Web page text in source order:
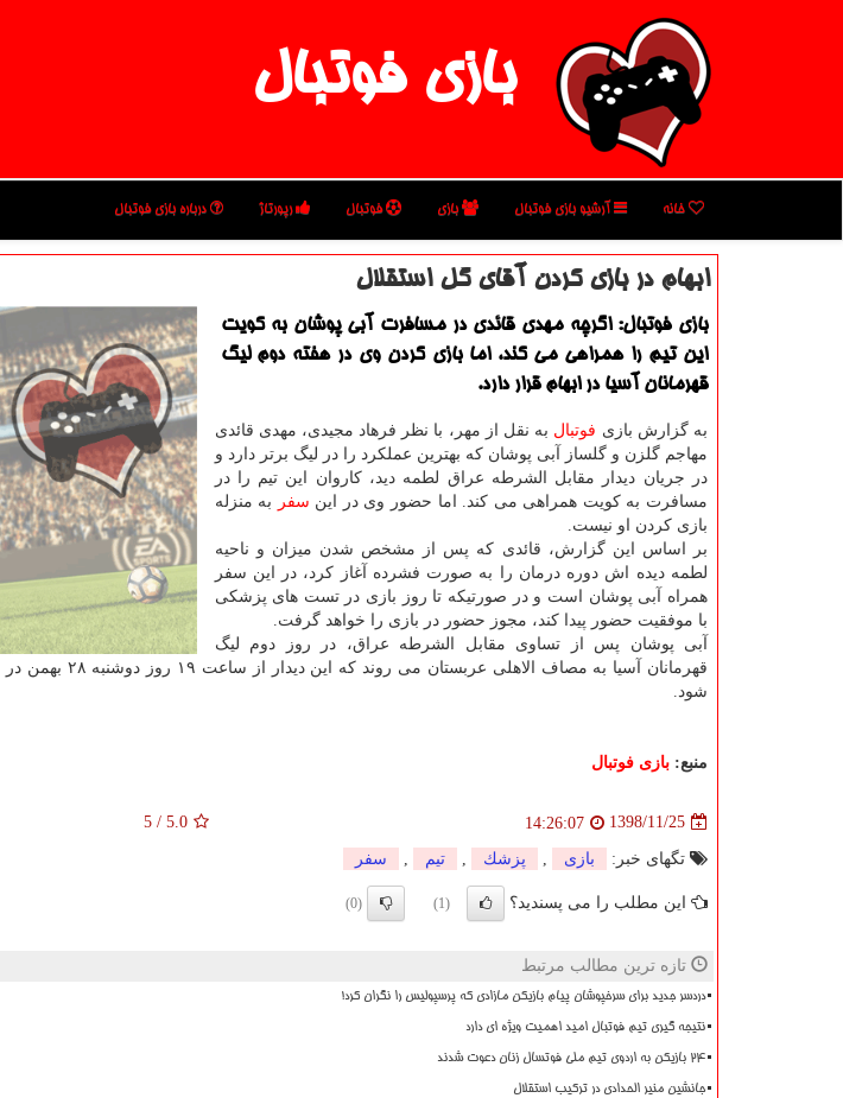
بازی فوتبال
خانه آرشیو بازی فوتبال بازی فوتبال رپورتاژ درباره بازی فوتبال
ابهام در بازی كردن آقای گل استقلال
بازی فوتبال: اگرچه مهدی قائدی در مسافرت آبی پوشان به كویت
این تیم را همراهی می كند، اما بازی كردن وی در هفته دوم لیگ
قهرمانان آسیا در ابهام قرار دارد.
به گزارش بازی فوتبال به نقل از مهر، با نظر فرهاد مجیدی، مهدی قائدی
مهاجم گلزن و گلساز آبی پوشان كه بهترین عملكرد را در لیگ برتر دارد و
در جریان دیدار مقابل الشرطه عراق لطمه دید، كاروان این تیم را در
مسافرت به كویت همراهی می كند. اما حضور وی در این سفر
به منزله
بازی كردن او نیست.
بر اساس این گزارش، قائدی كه پس از مشخص شدن میزان و ناحیه
لطمه دیده اش دوره درمان را به صورت فشرده آغاز كرد، در این سفر
همراه آبی پوشان است و در صورتیكه تا روز بازی در تست های پزشكی
با موفقیت حضور پیدا كند، مجوز حضور در بازی را خواهد گرفت.
آبی پوشان پس از تساوی مقابل الشرطه عراق، در روز دوم لیگ
قهرمانان آسیا به مصاف الاهلی عربستان می روند كه این دیدار از ساعت ۱۹ روز دوشنبه ۲۸ بهمن در
شود.
منبع: بازی فوتبال
1398/11/25
14:26:07
5.0
/
5
تگهای خبر: بازی پزشك تیم سفر
این مطلب را می پسندید؟ (1)
(0)
تازه ترین مطالب مرتبط
دردسر جدید برای سرخپوشان پیام بازیکن مازادی که پرسپولیس را نگران کرد!
نتیجه گیری تیم فوتبال امید اهمیت ویژه ای دارد
۲۴ بازیکن به اردوی تیم ملی فوتسال زنان دعوت شدند
جانشین منیر الحدادی در ترکیب استقلال